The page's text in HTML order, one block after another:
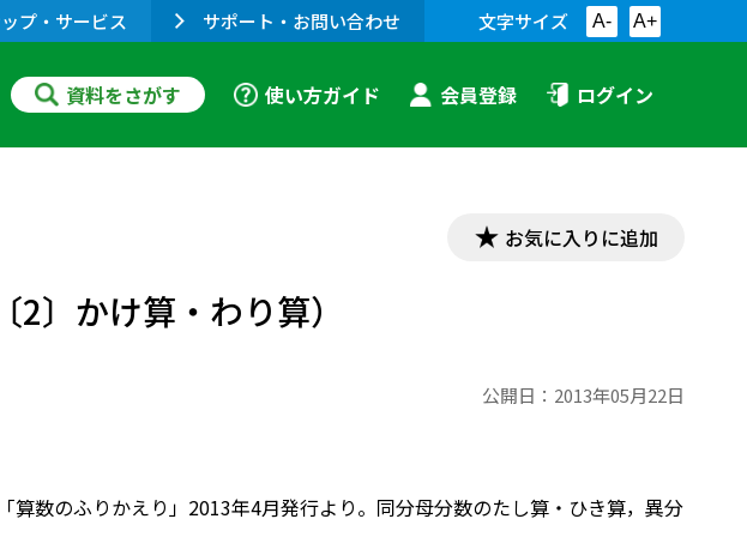
プ・サービス サポート・お問い合わせ 文字サイズ A- A+
資料をさがす 使い方ガイド 会員登録 ログイン
お気に入りに追加
〕かけ算・わり算）
公開日： 2013年05月22日
数のふりかえり」2013年4月発行より。同分母分数のたし算・ひき算，異分